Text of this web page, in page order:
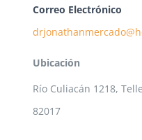
Correo Electrónico
Ubicación
Río Culiacán 1218,
82017